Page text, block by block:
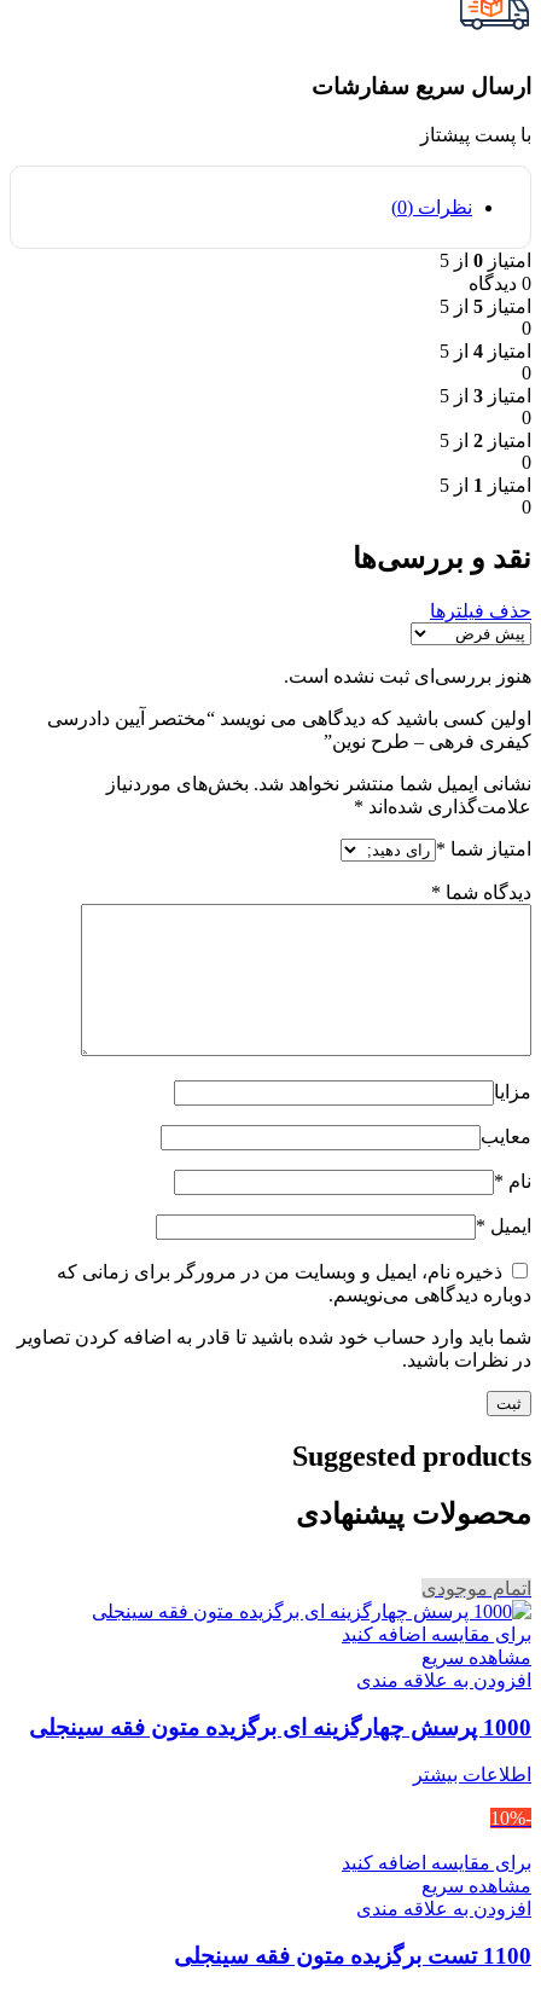
ارسال سریع سفارشات
با پست پیشتاز
نظرات (0)
امتیاز 0 از 5
0 دیدگاه
امتیاز 5 از 5
0
امتیاز 4 از 5
0
امتیاز 3 از 5
0
امتیاز 2 از 5
0
امتیاز 1 از 5
0
نقد و بررسی‌ها
حذف فیلترها
هنوز بررسی‌ای ثبت نشده است.
اولین کسی باشید که دیدگاهی می نویسد “مختصر آیین دادرسی
کیفری فرهی – طرح نوین”
نشانی ایمیل شما منتشر نخواهد شد. بخش‌های موردنیاز
علامت‌گذاری شده‌اند *
امتیاز شما *
دیدگاه شما *
مزایا
معایب
نام *
ایمیل *
ذخیره نام، ایمیل و وبسایت من در مرورگر برای زمانی که
دوباره دیدگاهی می‌نویسم.
شما باید وارد حساب خود شده باشید تا قادر به اضافه کردن تصاویر
در نظرات باشید.
Suggested products
محصولات پیشنهادی
اتمام موجودی
برای مقایسه اضافه کنید
مشاهده سریع
افزودن به علاقه مندی
1000 پرسش چهارگزینه ای برگزیده متون فقه سینجلی
اطلاعات بیشتر
-10%
برای مقایسه اضافه کنید
مشاهده سریع
افزودن به علاقه مندی
1100 تست برگزیده متون فقه سینجلی